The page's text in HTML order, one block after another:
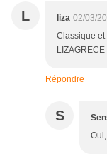
L liza 02/03/
Classique et
LIZAGRECE
Répondre
S